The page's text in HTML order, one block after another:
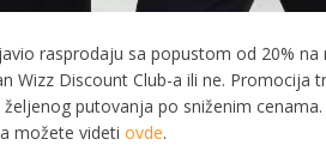
rasprodaju sa popustom od 20%
Wizz Discount Club-a ili ne. Promocija
putovanja po sniženim cenama.
možete videti ovde.